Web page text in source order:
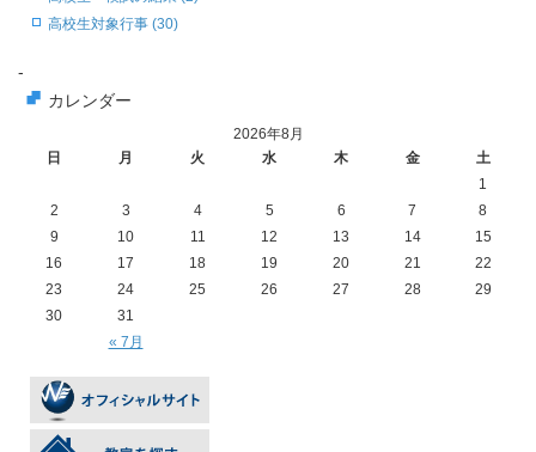
高校生対象行事 (30)
-
カレンダー
2026年8月
日
月 火 水 木 金 土
« 7月
1
2
3 4 5 6 7
8
9
10 11 12 13 14
15
16
17 18 19 20 21
22
23
24 25 26 27 28
29
30
31